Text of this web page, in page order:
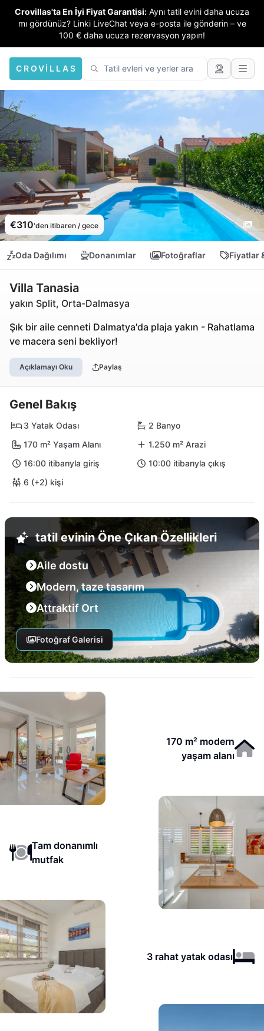
Crovillas'ta En İyi Fiyat Garantisi: Aynı tatil evini daha ucuza
mı gördünüz? Linki LiveChat veya e-posta ile gönderin – ve
100 € daha ucuza rezervasyon yapın!
CROVILLAS
€310'den itibaren / gece
Oda Dağılımı Donanımlar Fotoğraflar Fiyatlar
Villa Tanasia
yakın Split, Orta-Dalmasya
Şık bir aile cenneti Dalmatya'da plaja yakın - Rahatlama
ve macera seni bekliyor!
Açıklamayı Oku Paylaş
Genel Bakış
3 Yatak Odası
2 Banyo
170 m² Yaşam Alanı
1.250 m² Arazi
16:00 itibarıyla giriş
10:00 itibarıyla çıkış
6 (+2) kişi
tatil evinin Öne Çıkan Özellikleri
Aile dostu
Modern, taze tasarım
Attraktif Ort
Fotoğraf Galerisi
170 m² modern
yaşam alanı
Tam donanımlı
mutfak
3 rahat yatak odası